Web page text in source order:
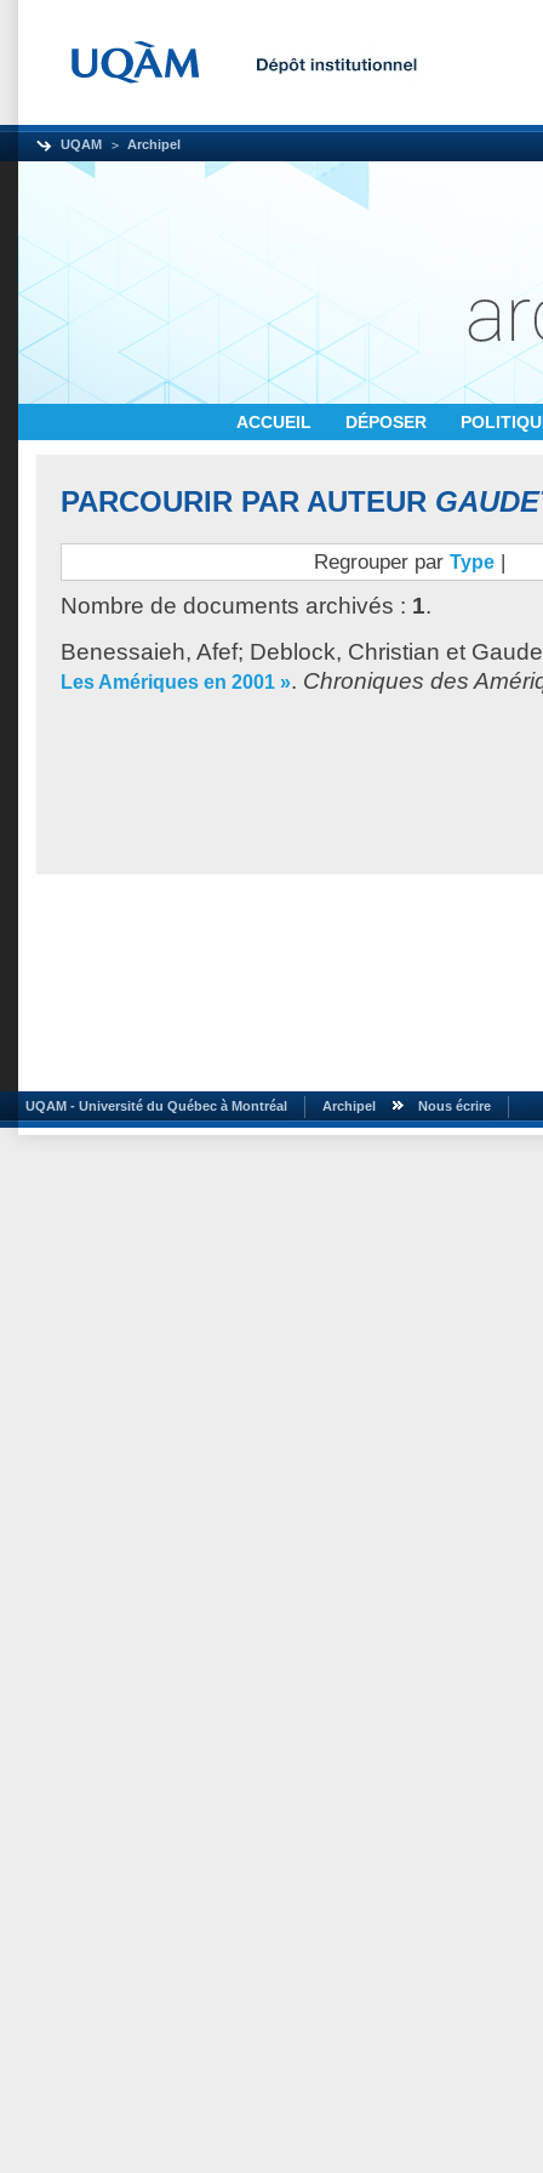
UQAM Archipel
ACCUEIL DÉPOSER
PARCOURIR PAR AUTEUR
Regrouper par Type |
Nombre de documents archivés : 1.
Benessaieh, Afef; Deblock, Christian et
Les Amériques en 2001 ». Chroniques des
UQAM - Université du Québec à Montréal Archipel Nous écrire